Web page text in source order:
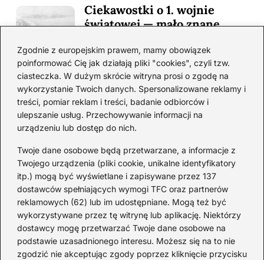
Zgodnie z europejskim prawem, mamy obowiązek
poinformować Cię jak działają pliki "cookies", czyli tzw.
ciasteczka. W dużym skrócie witryna prosi o zgodę na
wykorzystanie Twoich danych. Spersonalizowane reklamy i
treści, pomiar reklam i treści, badanie odbiorców i
ulepszanie usług. Przechowywanie informacji na
urządzeniu lub dostęp do nich.
Twoje dane osobowe będą przetwarzane, a informacje z
Twojego urządzenia (pliki cookie, unikalne identyfikatory
itp.) mogą być wyświetlane i zapisywane przez 137
dostawców spełniających wymogi TFC oraz partnerów
reklamowych (62) lub im udostępniane. Mogą też być
wykorzystywane przez tę witrynę lub aplikację. Niektórzy
dostawcy mogę przetwarzać Twoje dane osobowe na
podstawie uzasadnionego interesu. Możesz się na to nie
zgodzić nie akceptując zgody poprzez kliknięcie przycisku
Ciekawostki o 1. wojnie
światowej — mało znane
2026-08-02
Zaskakujące ciekawostki o
Krzysztofie Kolumbie
2026-07-20
Mało znane ciekawostki o
Wisławie Szymborskiej
2026-07-16
Zaskakujące ciekawostki o
potopie szwedzkim
2026-07-15
Mało znane ciekawostki o